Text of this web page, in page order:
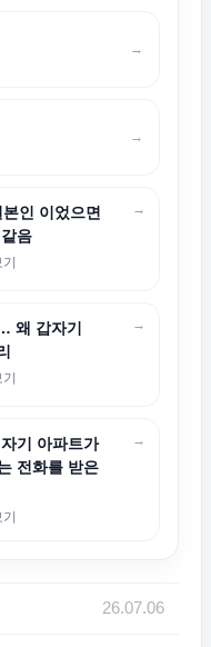
→
→
인 이었으면
음
→
왜 갑자기
→
기 아파트가
전화를 받은
→
26.07.06